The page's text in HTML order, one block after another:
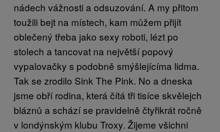
nádech vážnosti a odsuzování. A my přitom
toužili bejt na místech, kam můžem přijít
oblečený třeba jako sexy roboti, lézt po
stolech a tancovat na největší popový
vypalovačky s podobně smýšlejícíma lidma.
Tak se zrodilo Sink The Pink. No a dneska
jsme obří rodina, která čítá tři tisíce skvělejch
bláznů a schází se pravidelně čtyřikrát ročně
v londýnským klubu Troxy. Žijeme všichni